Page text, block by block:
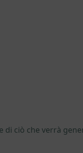
ciò che verrà